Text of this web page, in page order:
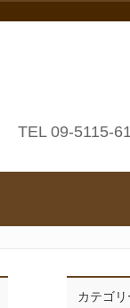
TEL 09-5115-
カテゴリ